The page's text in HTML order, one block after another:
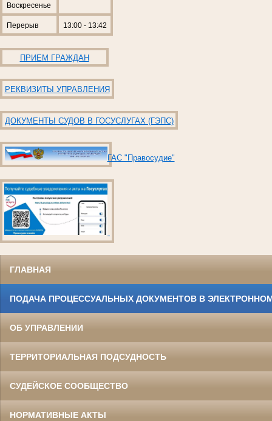
Воскресенье
Перерыв 13:00 - 13:42
ПРИЕМ ГРАЖДАН
РЕКВИЗИТЫ УПРАВЛЕНИЯ
ДОКУМЕНТЫ СУДОВ В ГОСУСЛУГАХ (ГЭПС)
ГАС "Правосудие"
ГЛАВНАЯ
ПОДАЧА ПРОЦЕССУАЛЬНЫХ ДОКУМЕНТОВ В
ОБ УПРАВЛЕНИИ
ТЕРРИТОРИАЛЬНАЯ ПОДСУДНОСТЬ
СУДЕЙСКОЕ СООБЩЕСТВО
НОРМАТИВНЫЕ АКТЫ